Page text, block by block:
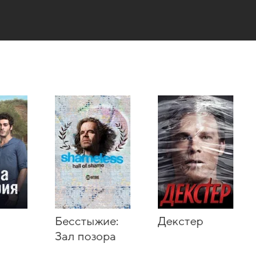
Бесстыжие:
Зал позора
Декстер